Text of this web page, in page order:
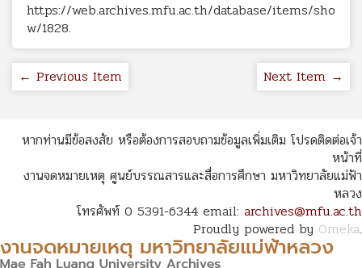
https://web.archives.mfu.ac.th/database/items/sho
w/1828.
← Previous Item Next Item →
หากท่านมีข้อสงสัย หรือต้องการสอบถามข้อมูลเพิ่มเติม โปรดติดต่อเจ้า
หน้าที่
งานจดหมายเหตุ ศูนย์บรรณสารและสื่อการศึกษา มหาวิทยาลัยแม่ฟ้า
หลวง
โทรศัพท์ 0 5391-6344 email: archives@mfu.ac.th
Proudly powered by Omeka.